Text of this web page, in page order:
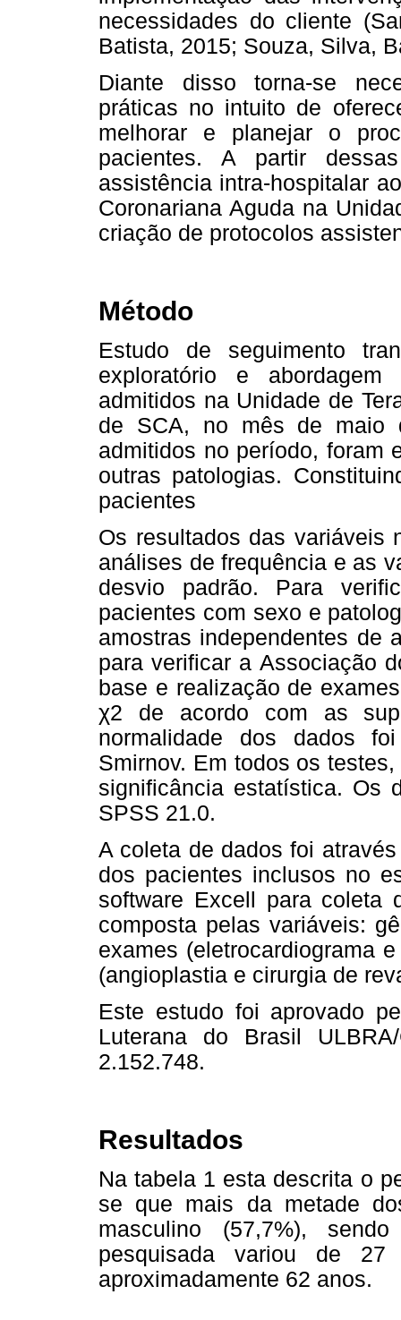
necessidades do cliente
Batista, 2015; Souza, Silva,
Diante disso torna-se
práticas no intuito de
melhorar e planejar o
pacientes. A partir
assistência intra-hospitalar
Coronariana Aguda na
criação de protocolos
Método
Estudo de seguimento
exploratório e abordagem
admitidos na Unidade de
de SCA, no mês de maio
admitidos no período, foram
outras patologias.
pacientes
Os resultados das variáveis
análises de frequência e as
desvio padrão. Para
pacientes com sexo e
amostras independentes de
para verificar a Associação
base e realização de
χ2 de acordo com as
normalidade dos dados
Smirnov. Em todos os
significância estatística. Os
SPSS 21.0.
A coleta de dados foi
dos pacientes inclusos no
software Excell para coleta
composta pelas variáveis:
exames (eletrocardiograma
(angioplastia e cirurgia de
Este estudo foi aprovado
Luterana do Brasil
2.152.748.
Resultados
Na tabela 1 esta descrita o
se que mais da metade
masculino (57,7%),
pesquisada variou de
aproximadamente 62 anos.